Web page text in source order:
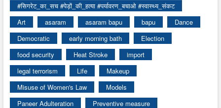
#सिगरेट_का_सच #पेड़ों_की_हत्या #पर्यावरण_बचाओ #स्वास्थ्य_संकट
Art
asaram asaram bapu bapu
Dance
Democratic
early morning bath
Election
food security
Heat Stroke
import
legal terrorism
Life
Makeup
Misuse of Women's Law
Models
Paneer Adulteration
Preventive measure